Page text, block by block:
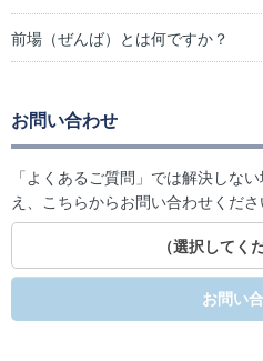
前場（ぜんば）とは何ですか？
お問い合わせ
「よくあるご質問」では解決しな
え、こちらからお問い合わせくださ
（選択してく
お問い